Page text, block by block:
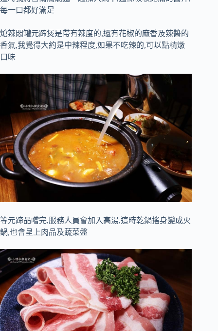
每一口都好滿足
熗辣悶罐元蹄煲是帶有辣度的,還有花椒的麻香及辣醬的
香氣,我覺得大約是中辣程度,如果不吃辣的,可以點精燉
口味
等元蹄品嚐完,服務人員會加入高湯,這時乾鍋搖身變成火
鍋,也會呈上肉品及蔬菜盤